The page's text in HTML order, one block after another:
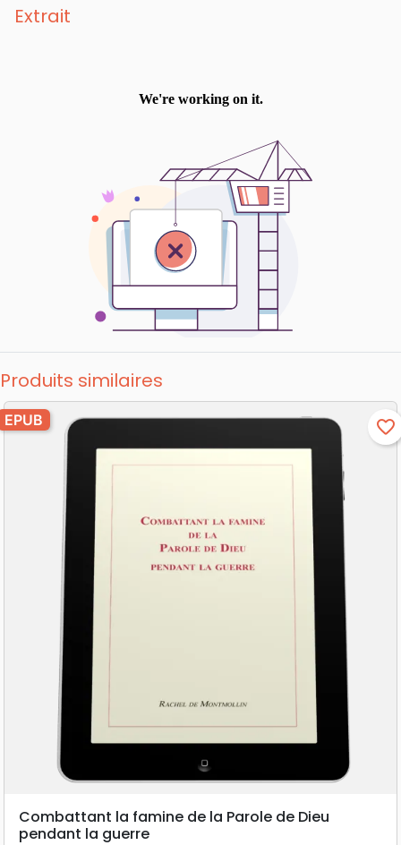
Extrait
Produits similaires
EPUB favorite_border
Combattant la famine de la Parole de Dieu
pendant la guerre